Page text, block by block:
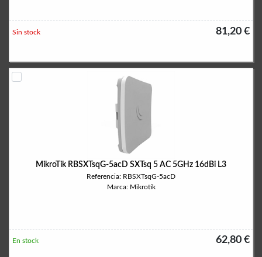
81,20 €
Sin stock
MikroTik RBSXTsqG-5acD SXTsq 5 AC 5GHz 16dBi L3
Referencia: RBSXTsqG-5acD
Marca: Mikrotik
62,80 €
En stock